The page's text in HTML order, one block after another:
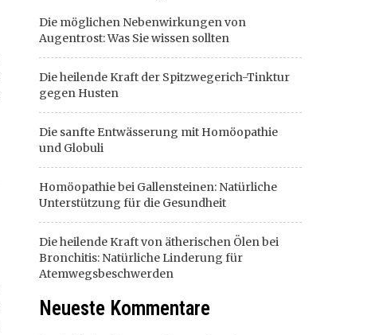
Die möglichen Nebenwirkungen von
Augentrost: Was Sie wissen sollten
Die heilende Kraft der Spitzwegerich-Tinktur
gegen Husten
Die sanfte Entwässerung mit Homöopathie
und Globuli
Homöopathie bei Gallensteinen: Natürliche
Unterstützung für die Gesundheit
Die heilende Kraft von ätherischen Ölen bei
Bronchitis: Natürliche Linderung für
Atemwegsbeschwerden
Neueste Kommentare